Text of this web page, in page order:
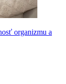
organizmu a